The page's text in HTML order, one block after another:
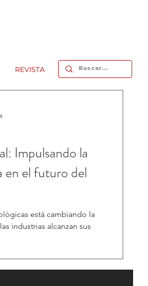
REVISTA
Impulsando la
en el futuro del
está cambiando la
industrias alcanzan sus